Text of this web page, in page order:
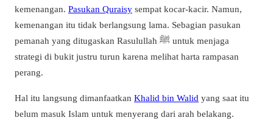
kemenangan. Pasukan Quraisy sempat kocar-kacir. Namun,
kemenangan itu tidak berlangsung lama. Sebagian pasukan
pemanah yang ditugaskan Rasulullah ﷺ untuk menjaga
strategi di bukit justru turun karena melihat harta rampasan
perang.
Hal itu langsung dimanfaatkan Khalid bin Walid yang saat itu
belum masuk Islam untuk menyerang dari arah belakang.